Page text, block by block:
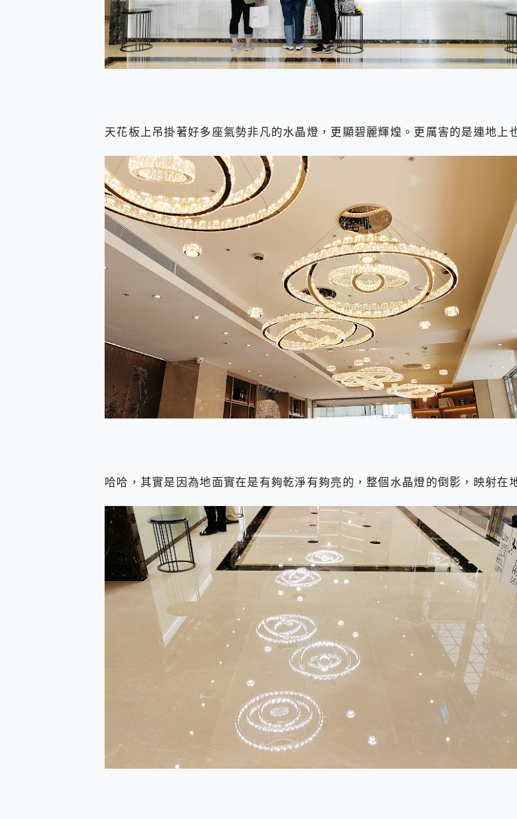
天花板上吊掛著好多座氣勢非凡的水晶燈，更顯碧麗輝煌。更厲害的是連地上
哈哈，其實是因為地面實在是有夠乾淨有夠亮的，整個水晶燈的倒影，映射在